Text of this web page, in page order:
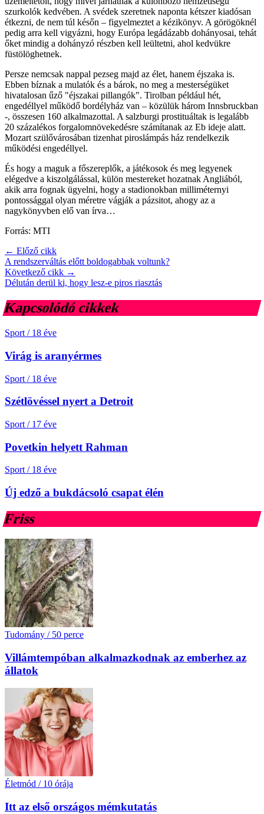
szurkolók kedvében. A svédek szeretnek naponta kétszer kiadósan
étkezni, de nem túl későn – figyelmeztet a kézikönyv. A görögöknél
pedig arra kell vigyázni, hogy Európa legádázabb dohányosai, tehát
őket mindig a dohányzó részben kell leültetni, ahol kedvükre
füstölöghetnek.
Persze nemcsak nappal pezseg majd az élet, hanem éjszaka is.
Ebben bíznak a mulatók és a bárok, no meg a mesterségüket
hivatalosan űző "éjszakai pillangók". Tirolban például hét,
engedéllyel működő bordélyház van – közülük három Innsbruckban
-, összesen 160 alkalmazottal. A salzburgi prostituáltak is legalább
20 százalékos forgalomnövekedésre számítanak az Eb ideje alatt.
Mozart szülővárosában tizenhat piroslámpás ház rendelkezik
működési engedéllyel.
És hogy a maguk a főszereplők, a játékosok és meg legyenek
elégedve a kiszolgálással, külön mestereket hozatnak Angliából,
akik arra fognak ügyelni, hogy a stadionokban milliméternyi
pontossággal olyan méretre vágják a pázsitot, ahogy az a
nagykönyvben elő van írva…
Forrás: MTI
← Előző cikk
A rendszerváltás előtt boldogabbak voltunk?
Következő cikk →
Délután derül ki, hogy lesz-e piros riasztás
Kapcsolódó cikkek
Sport / 18 éve
Virág is aranyérmes
Sport / 18 éve
Szétlövéssel nyert a Detroit
Sport / 17 éve
Povetkin helyett Rahman
Sport / 18 éve
Új edző a bukdácsoló csapat élén
Friss
Tudomány / 50 perce
Villámtempóban alkalmazkodnak az emberhez az
állatok
Életmód / 10 órája
Itt az első országos mémkutatás